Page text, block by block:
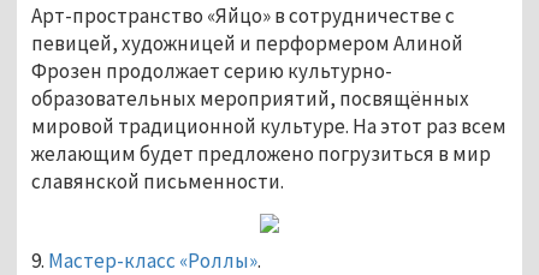
Арт-пространство «Яйцо» в сотрудничестве с
певицей, художницей и перформером Алиной
Фрозен продолжает серию культурно-
образовательных мероприятий, посвящённых
мировой традиционной культуре. На этот раз всем
желающим будет предложено погрузиться в мир
славянской письменности.
9. Мастер-класс «Роллы».